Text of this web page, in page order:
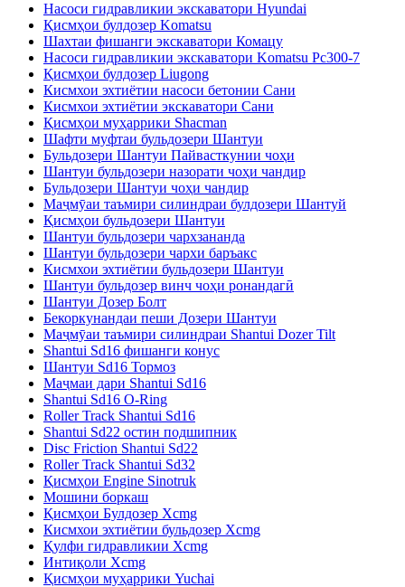
Насоси гидравликии экскаватори Hyundai
Қисмҳои булдозер Komatsu
Шахтаи фишанги экскаватори Комацу
Насоси гидравликии экскаватори Komatsu Pc300-7
Қисмҳои булдозер Liugong
Кисмхои эхтиётии насоси бетонии Сани
Кисмхои эхтиётии экскаватори Сани
Қисмҳои муҳаррики Shacman
Шафти муфтаи бульдозери Шантуи
Бульдозери Шантуи Пайвасткунии чоҳи
Шантуи бульдозери назорати чоҳи чандир
Бульдозери Шантуи чоҳи чандир
Маҷмӯаи таъмири силиндраи булдозери Шантуй
Қисмҳои бульдозери Шантуи
Шантуи бульдозери чархзананда
Шантуи бульдозери чархи баръакс
Кисмхои эхтиётии бульдозери Шантуи
Шантуи бульдозер винч чоҳи ронандагӣ
Шантуи Дозер Болт
Бекоркунандаи пеши Дозери Шантуи
Маҷмӯаи таъмири силиндраи Shantui Dozer Tilt
Shantui Sd16 фишанги конус
Шантуи Sd16 Тормоз
Маҷмаи дари Shantui Sd16
Shantui Sd16 O-Ring
Roller Track Shantui Sd16
Shantui Sd22 остин подшипник
Disc Friction Shantui Sd22
Roller Track Shantui Sd32
Қисмҳои Engine Sinotruk
Мошини боркаш
Қисмҳои Булдозер Xcmg
Кисмхои эхтиётии бульдозер Xcmg
Қулфи гидравликии Xcmg
Интиқоли Xcmg
Қисмҳои муҳаррики Yuchai